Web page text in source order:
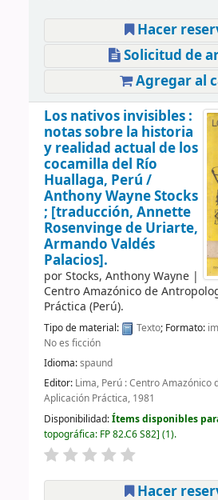
Hacer
Solicitud de
Agregar al
Los nativos invisibles :
notas sobre la historia
y realidad actual de los
cocamilla del Río
Huallaga, Perú /
Anthony Wayne Stocks
; [traducción, Annette
Rosenvinge de Uriarte,
Armando Valdés
Palacios].
porStocks, Anthony Wayne|
Centro Amazónico de
Práctica (Perú).
Tipo de material: Texto; Formato:
No es ficción
Idioma:spaund
Editor: Lima, Perú : Centro Amazónico
Aplicación Práctica, 1981
Disponibilidad:Ítems disponibles
topográfica: FP 82.C6 S82 (1).
Hacer